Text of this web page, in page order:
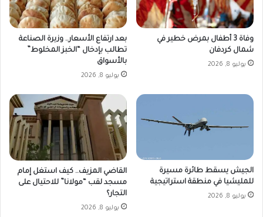
وفاة 3 أطفال بمرض خطير في
شمال كردفان
يوليو 8, 2026
بعد ارتفاع الأسعار.. وزيرة الصناعة
تطالب بإدخال “الخبز المخلوط”
بالأسواق
يوليو 8, 2026
الجيش يسقط طائرة مسيرة
للمليشيا في منطقة استراتيجية
يوليو 8, 2026
القاضي المزيف.. كيف استغل إمام
مسجد لقب “مولانا” للاحتيال على
التجار؟
يوليو 8, 2026